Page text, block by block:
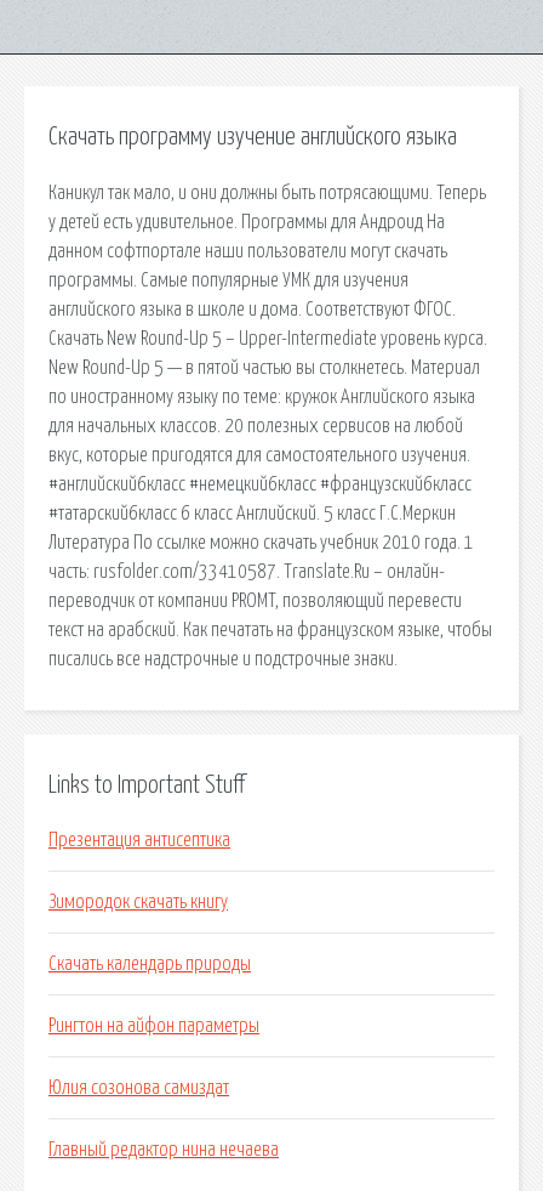
Скачать программу изучение английского языка
Каникул так мало, и они должны быть потрясающими. Теперь
у детей есть удивительное. Программы для Андроид На
данном софтпортале наши пользователи могут скачать
программы. Самые популярные УМК для изучения
английского языка в школе и дома. Соответствуют ФГОС.
Скачать New Round-Up 5 – Upper-Intermediate уровень курса.
New Round-Up 5 — в пятой частью вы столкнетесь. Материал
по иностранному языку по теме: кружок Английского языка
для начальных классов. 20 полезных сервисов на любой
вкус, которые пригодятся для самостоятельного изучения.
#английский6класс #немецкий6класс #французский6класс
#татарский6класс 6 класс Английский. 5 класс Г.С.Меркин
Литература По ссылке можно скачать учебник 2010 года. 1
часть: rusfolder.com/33410587. Translate.Ru – онлайн-
переводчик от компании PROMT, позволяющий перевести
текст на арабский. Как печатать на французском языке, чтобы
писались все надстрочные и подстрочные знаки.
Links to Important Stuff
Презентация антисептика
Зимородок скачать книгу
Скачать календарь природы
Рингтон на айфон параметры
Юлия созонова самиздат
Главный редактор нина нечаева